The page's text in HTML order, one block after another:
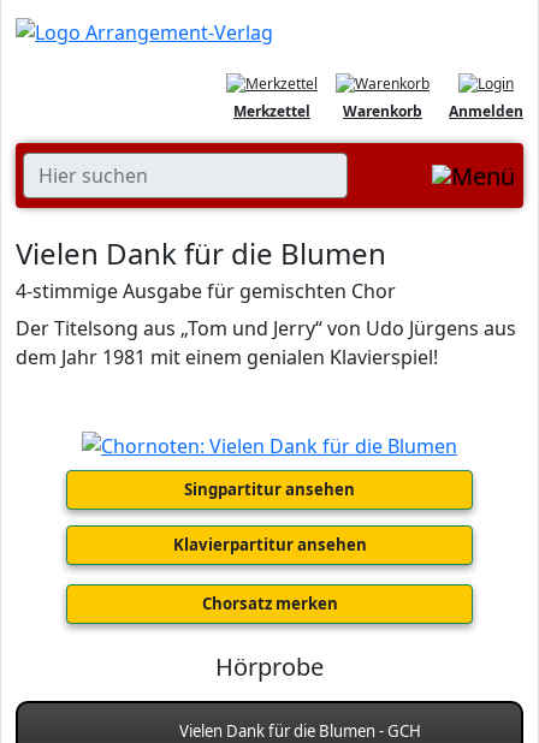
Anmelden
Warenkorb
Merkzettel
Vielen Dank für die Blumen
4-stimmige Ausgabe für gemischten Chor
Der Titelsong aus „Tom und Jerry“ von Udo Jürgens aus
dem Jahr 1981 mit einem genialen Klavierspiel!
Singpartitur ansehen
Klavierpartitur ansehen
Chorsatz merken
Hörprobe
Vielen Dank für die Blumen - GCH